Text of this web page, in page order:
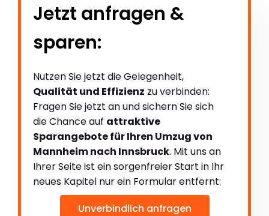
Jetzt anfragen &
sparen:
Nutzen Sie jetzt die Gelegenheit,
Qualität und Effizienz zu verbinden:
Fragen Sie jetzt an und sichern Sie sich
die Chance auf attraktive
Sparangebote für Ihren Umzug von
Mannheim nach Innsbruck. Mit uns an
Ihrer Seite ist ein sorgenfreier Start in Ihr
neues Kapitel nur ein Formular entfernt:
Unverbindlich anfragen